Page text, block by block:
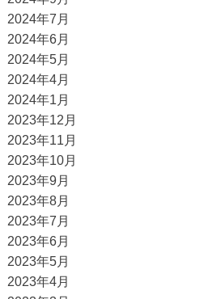
2024年7月
2024年6月
2024年5月
2024年4月
2024年1月
2023年12月
2023年11月
2023年10月
2023年9月
2023年8月
2023年7月
2023年6月
2023年5月
2023年4月